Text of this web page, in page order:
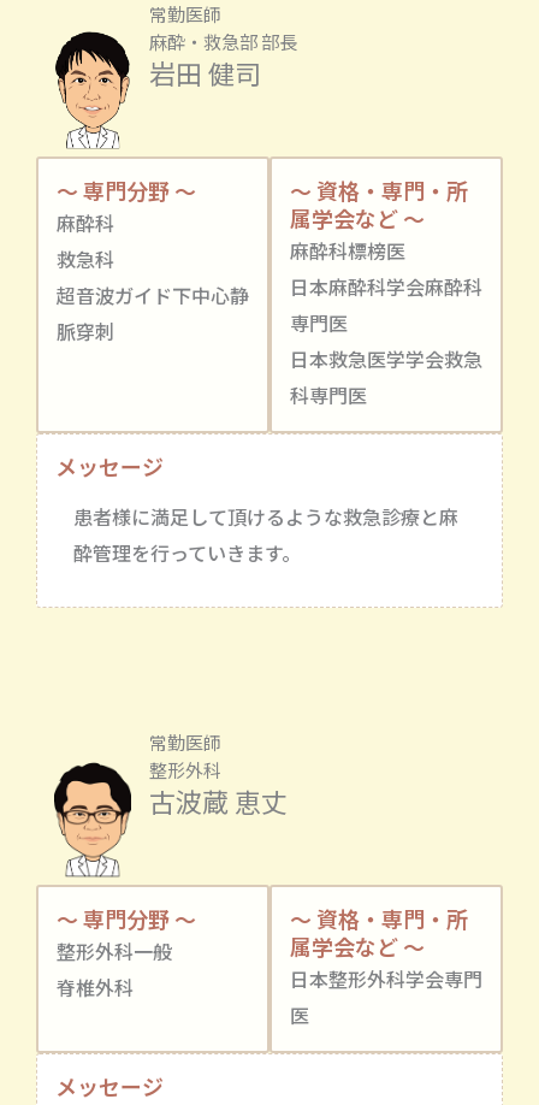
常勤医師
麻酔・救急部 部長
岩田 健司
～ 専門分野 ～
麻酔科
救急科
超音波ガイド下中心静
脈穿刺
～ 資格・専門・所
属学会など ～
麻酔科標榜医
日本麻酔科学会麻酔科
専門医
日本救急医学学会救急
科専門医
メッセージ
患者様に満足して頂けるような救急診療と麻
酔管理を行っていきます。
常勤医師
整形外科
古波蔵 恵丈
～ 専門分野 ～
整形外科一般
脊椎外科
～ 資格・専門・所
属学会など ～
日本整形外科学会専門
医
メッセージ